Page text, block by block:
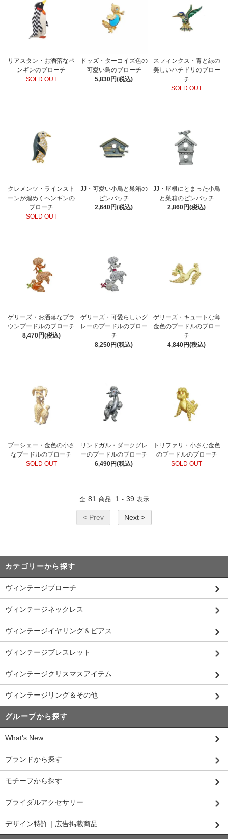
リアスタン・お洒落なペ
ンギンのブローチ
SOLD OUT
ドッズ・ターコイズ色の
可愛い鳥のブローチ
5,830円(税込)
スフィンクス・青と緑の
美しいハチドリのブロー
チ
SOLD OUT
クレメンツ・ラインスト
ーンが煌めくペンギンの
ブローチ
SOLD OUT
JJ・可愛い小鳥と巣箱の
ピンバッチ
2,640円(税込)
JJ・屋根にとまった小鳥
と巣箱のピンバッチ
2,860円(税込)
ゲリーズ・お洒落なブラ
ウンプードルのブローチ
8,470円(税込)
ゲリーズ・可愛らしいグ
レーのプードルのブロー
チ
8,250円(税込)
ゲリーズ・キュートな薄
金色のプードルのブロー
チ
4,840円(税込)
ブーシェー・金色の小さ
なプードルのブローチ
SOLD OUT
リンドガル・ダークグレ
ーのプードルのブローチ
6,490円(税込)
トリファリ・小さな金色
のプードルのブローチ
SOLD OUT
全 81 商品 1 - 39 表示
< Prev Next >
カテゴリーから探す
ヴィンテージブローチ
ヴィンテージネックレス
ヴィンテージイヤリング＆ピアス
ヴィンテージブレスレット
ヴィンテージクリスマスアイテム
ヴィンテージリング＆その他
グループから探す
What's New
ブランドから探す
モチーフから探す
ブライダルアクセサリー
デザイン特許｜広告掲載商品